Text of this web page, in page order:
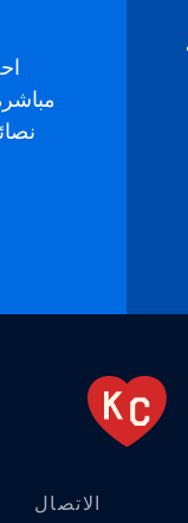
الاتصال